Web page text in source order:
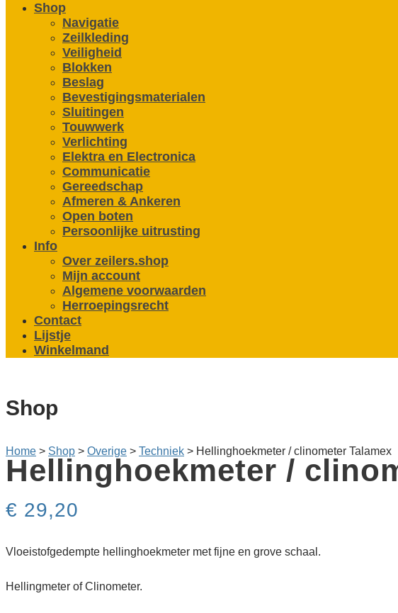
Shop
Navigatie
Zeilkleding
Veiligheid
Blokken
Beslag
Bevestigings­­materialen
Sluitingen
Touwwerk
Verlichting
Elektra en Electronica
Communicatie
Gereedschap
Afmeren & Ankeren
Open boten
Persoonlijke uitrusting
Info
Over zeilers.shop
Mijn account
Algemene voorwaarden
Herroepingsrecht
Contact
Lijstje
Winkelmand
Shop
Home > Shop > Overige > Techniek > Hellinghoekmeter / clinometer Talamex
Hellinghoekmeter /
€ 29,20
Vloeistofgedempte hellinghoekmeter met fijne en grove schaal.
Hellingmeter of Clinometer.